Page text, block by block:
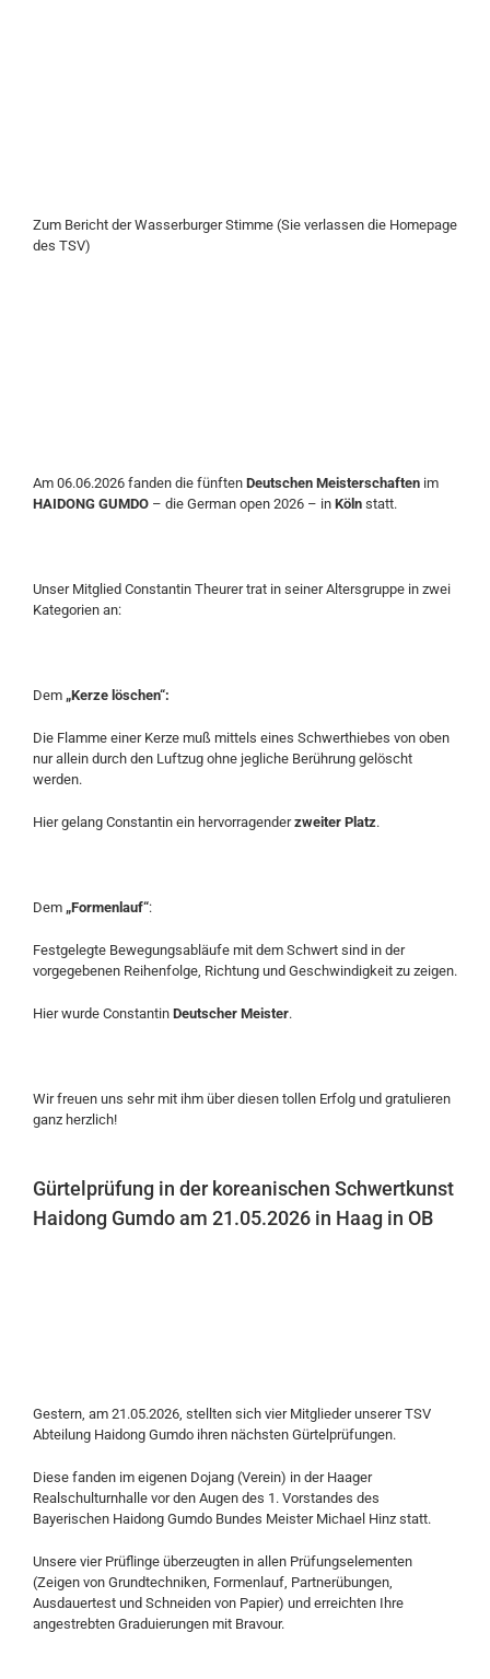
Zum Bericht der Wasserburger Stimme (Sie verlassen die Homepage
des TSV)
Am 06.06.2026 fanden die fünften Deutschen Meisterschaftenim
HAIDONG GUMDO– die German open 2026 – in Kölnstatt.
Unser Mitglied Constantin Theurer trat in seiner Altersgruppe in zwei
Kategorien an:
Dem „Kerze löschen“:
Die Flamme einer Kerze muß mittels eines Schwerthiebes von oben
nur allein durch den Luftzug ohne jegliche Berührung gelöscht
werden.
Hier gelang Constantin ein hervorragenderzweiter Platz.
Dem „Formenlauf“:
Festgelegte Bewegungsabläufe mit dem Schwert sind in der
vorgegebenen Reihenfolge, Richtung und Geschwindigkeit zu zeigen.
Hier wurde Constantin Deutscher Meister.
Wir freuen uns sehr mit ihm über diesen tollen Erfolg und gratulieren
ganz herzlich!
Gürtelprüfung in der koreanischen Schwertkunst
Haidong Gumdo am 21.05.2026 in Haag in OB
Gestern, am 21.05.2026, stellten sich vier Mitglieder unserer TSV
Abteilung Haidong Gumdo ihren nächsten Gürtelprüfungen.
Diese fanden im eigenen Dojang (Verein) in der Haager
Realschulturnhalle vor den Augen des 1. Vorstandes des
Bayerischen Haidong Gumdo Bundes Meister Michael Hinz statt.
Unsere vier Prüflinge überzeugten in allen Prüfungselementen
(Zeigen von Grundtechniken, Formenlauf, Partnerübungen,
Ausdauertest und Schneiden von Papier) und erreichten Ihre
angestrebten Graduierungen mit Bravour.